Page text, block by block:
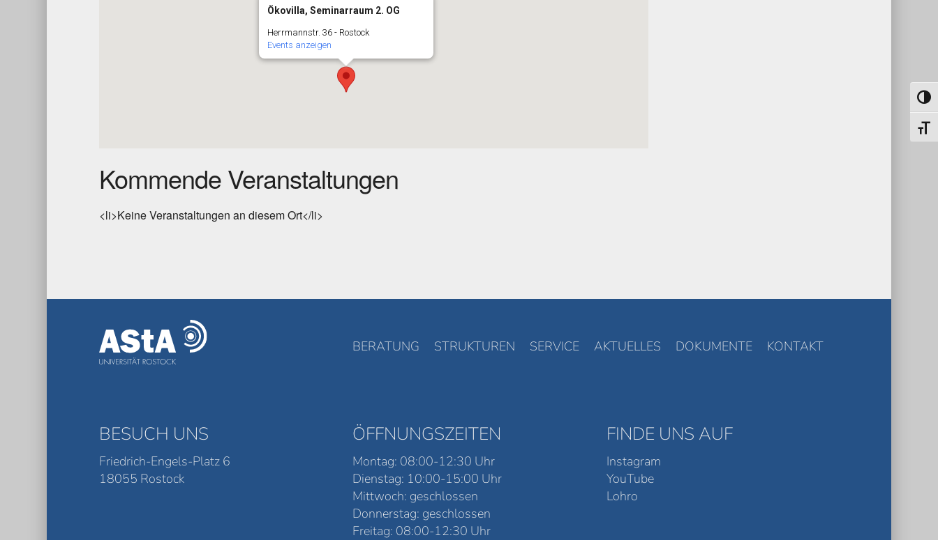
Ökovilla, Seminarraum 2. OG
Herrmannstr. 36 - Rostock
Events anzeigen
Kommende Veranstaltungen
<li>Keine Veranstaltungen an diesem Ort</li>
BERATUNG STRUKTUREN SERVICE AKTUELLES DOKUMENTE KONTAKT
BESUCH UNS
Friedrich-Engels-Platz 6
18055 Rostock
ÖFFNUNGSZEITEN
Montag: 08:00-12:30 Uhr
Dienstag: 10:00-15:00 Uhr
Mittwoch: geschlossen
Donnerstag: geschlossen
Freitag: 08:00-12:30 Uhr
FINDE UNS AUF
Instagram
YouTube
Lohro